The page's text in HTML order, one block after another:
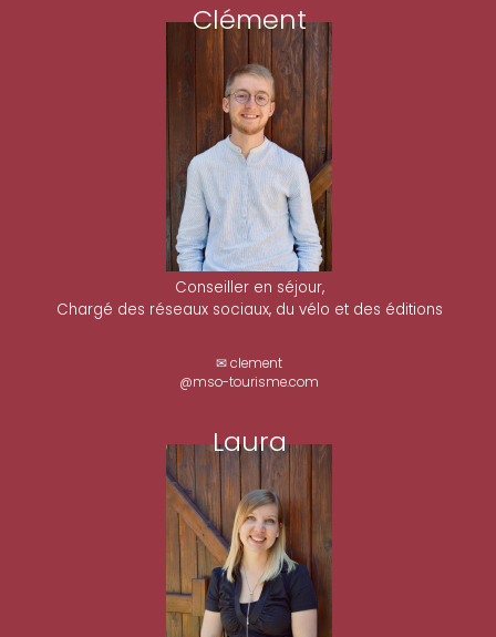
Clément
Conseiller en séjour,
Chargé des réseaux sociaux, du vélo et des éditions
✉ clement
@mso-tourisme.com
Laura